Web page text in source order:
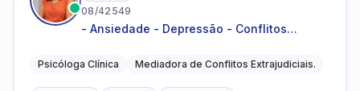
08/42549
- Ansiedade - Depressão - Conflitos
relacionamentos - Autoestima -
Psicóloga Clínica Mediadora de Conflitos Extrajudiciais.